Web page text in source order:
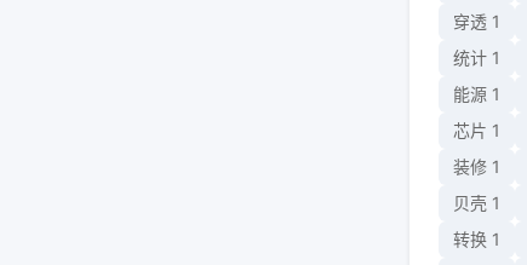
穿透 1
统计 1
能源 1
芯片 1
装修 1
贝壳 1
转换 1